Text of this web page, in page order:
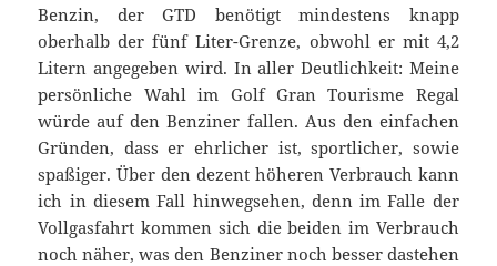
Benzin, der GTD benötigt mindestens knapp
oberhalb der fünf Liter-Grenze, obwohl er mit 4,2
Litern angegeben wird. In aller Deutlichkeit: Meine
persönliche Wahl im Golf Gran Tourisme Regal
würde auf den Benziner fallen. Aus den einfachen
Gründen, dass er ehrlicher ist, sportlicher, sowie
spaßiger. Über den dezent höheren Verbrauch kann
ich in diesem Fall hinwegsehen, denn im Falle der
Vollgasfahrt kommen sich die beiden im Verbrauch
noch näher, was den Benziner noch besser dastehen